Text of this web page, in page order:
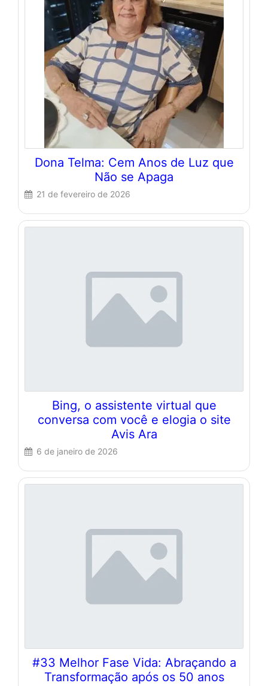
Dona Telma: Cem Anos de Luz que
Não se Apaga
21 de fevereiro de 2026
Bing, o assistente virtual que
conversa com você e elogia o site
Avis Ara
6 de janeiro de 2026
#33 Melhor Fase Vida: Abraçando a
Transformação após os 50 anos